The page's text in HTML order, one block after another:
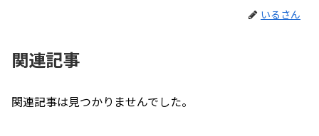
いるさん
関連記事
関連記事は見つかりませんでした。